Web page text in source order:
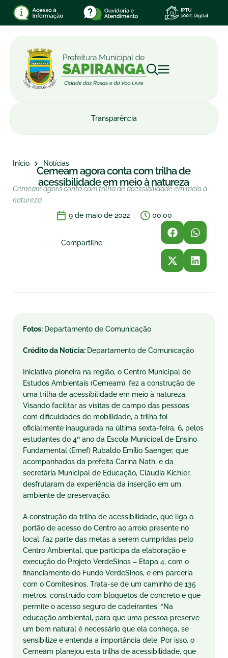
Transparência
Início Notícias
Cemeam agora conta com trilha de
acessibilidade em meio à natureza
Cemeam agora conta com trilha de acessibilidade em meio à
natureza
9 de maio de 2022
00:00
Compartilhe:
Fotos: Departamento de Comunicação
Crédito da Notícia: Departamento de Comunicação
Iniciativa pioneira na região, o Centro Municipal de
Estudos Ambientais (Cemeam), fez a construção de
uma trilha de acessibilidade em meio à natureza.
Visando facilitar as visitas de campo das pessoas
com dificuldades de mobilidade, a trilha foi
oficialmente inaugurada na última sexta-feira, 6, pelos
estudantes do 4º ano da Escola Municipal de Ensino
Fundamental (Emef) Rubaldo Emílio Saenger, que
acompanhados da prefeita Carina Nath, e da
secretária Municipal de Educação, Cláudia Kichler,
desfrutaram da experiência da inserção em um
ambiente de preservação.
A construção da trilha de acessibilidade, que liga o
portão de acesso do Centro ao arroio presente no
local, faz parte das metas a serem cumpridas pelo
Centro Ambiental, que participa da elaboração e
execução do Projeto VerdeSinos – Etapa 4, com o
financiamento do Fundo VerdeSinos, e em parceria
com o Comitesinos. Trata-se de um caminho de 135
metros, construído com bloquetos de concreto e que
permite o acesso seguro de cadeirantes. “Na
educação ambiental, para que uma pessoa preserve
um bem natural é necessário que ela conheça, se
sensibilize e entenda a importância dele. Por isso, o
Cemeam planejou esta trilha de acessibilidade, que